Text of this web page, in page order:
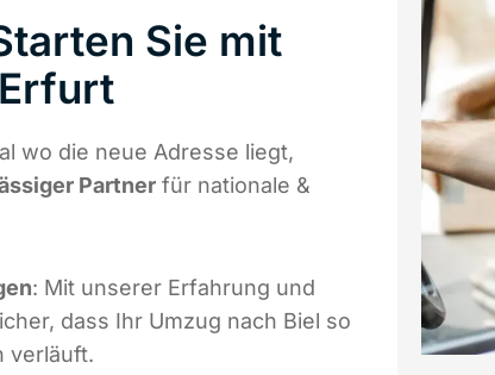
Sie mit
wo die neue Adresse liegt,
Partner für nationale &
: Mit unserer Erfahrung und
dass Ihr Umzug nach Biel so
verläuft.